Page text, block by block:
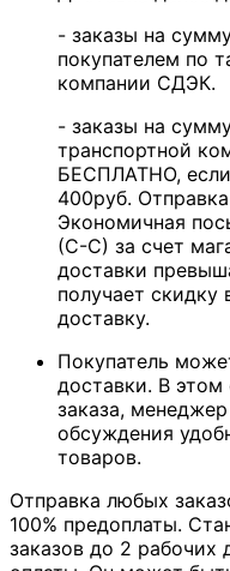
- заказы на
покупателем по
компании СДЭК.
- заказы на
транспортной
БЕСПЛАТНО, если
400руб.
Экономичная
(С-С) за счет
доставки
получает скидку
доставку.
Покупатель
доставки. В этом
заказа,
обсуждения
товаров.
Отправка любых
100% предоплаты.
заказов до 2 рабочих